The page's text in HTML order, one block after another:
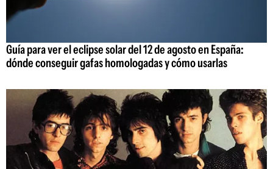
Guía para ver el eclipse solar del 12 de agosto en España:
dónde conseguir gafas homologadas y cómo usarlas